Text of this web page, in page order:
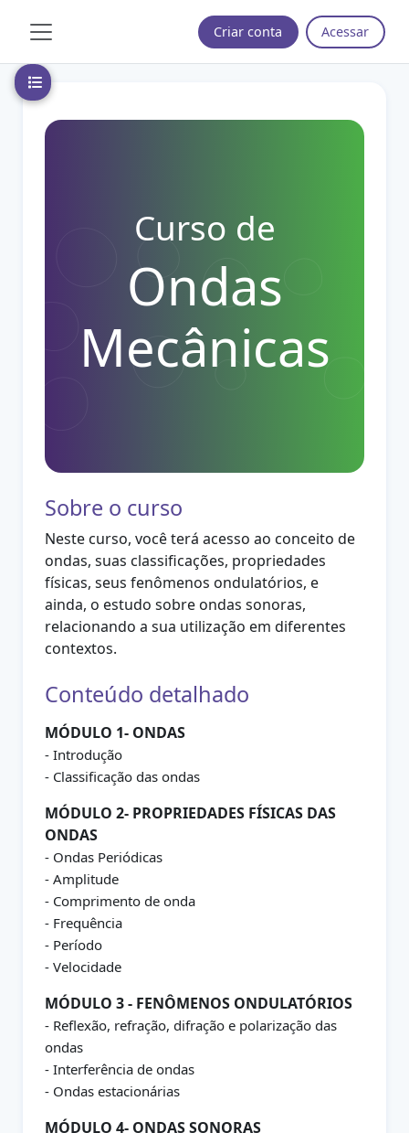
Criar conta Acessar
Abrir índice do curso
Curso de
Ondas
Mecânicas
Sobre o curso
Neste curso, você terá acesso ao conceito de
ondas, suas classificações, propriedades
físicas, seus fenômenos ondulatórios, e
ainda, o estudo sobre ondas sonoras,
relacionando a sua utilização em diferentes
contextos.
Conteúdo detalhado
MÓDULO 1- ONDAS
- Introdução
- Classificação das ondas
MÓDULO 2- PROPRIEDADES FÍSICAS DAS
ONDAS
- Ondas Periódicas
- Amplitude
- Comprimento de onda
- Frequência
- Período
- Velocidade
MÓDULO 3 - FENÔMENOS ONDULATÓRIOS
- Reflexão, refração, difração e polarização das
ondas
- Interferência de ondas
- Ondas estacionárias
MÓDULO 4- ONDAS SONORAS